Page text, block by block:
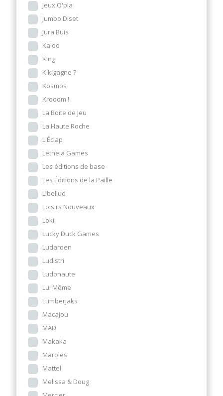
Jeux O'pla
Jumbo Diset
Jura Buis
Kaloo
King
Kikigagne ?
Kosmos
Krooom !
La Boite de Jeu
La Haute Roche
L'Éclap
Letheia Games
Les éditions de base
Les Éditions de la Paille
Libellud
Loisirs Nouveaux
Loki
Lucky Duck Games
Ludarden
Ludistri
Ludonaute
Lui Même
Lumberjaks
Macajou
MAD
Makaka
Marbles
Mattel
Melissa & Doug